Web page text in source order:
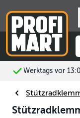
Werktags vor